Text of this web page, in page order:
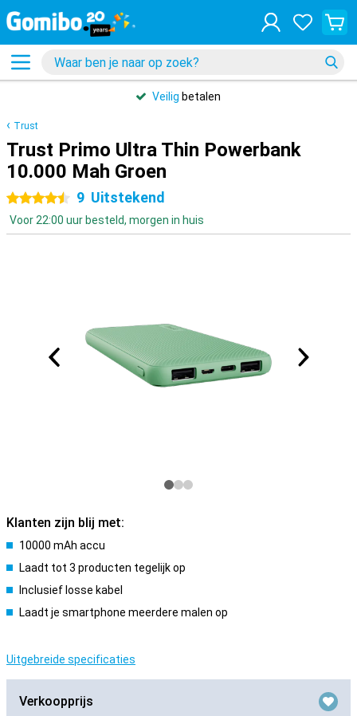
Veilig betalen
Trust
Trust Primo Ultra Thin Powerbank
10.000 Mah Groen
4.5 sterren
9 Uitstekend
Voor 22:00 uur besteld, morgen in huis
Klanten zijn blij met:
10000 mAh accu
Laadt tot 3 producten tegelijk op
Inclusief losse kabel
Laadt je smartphone meerdere malen op
Uitgebreide specificaties
Verkoopprijs